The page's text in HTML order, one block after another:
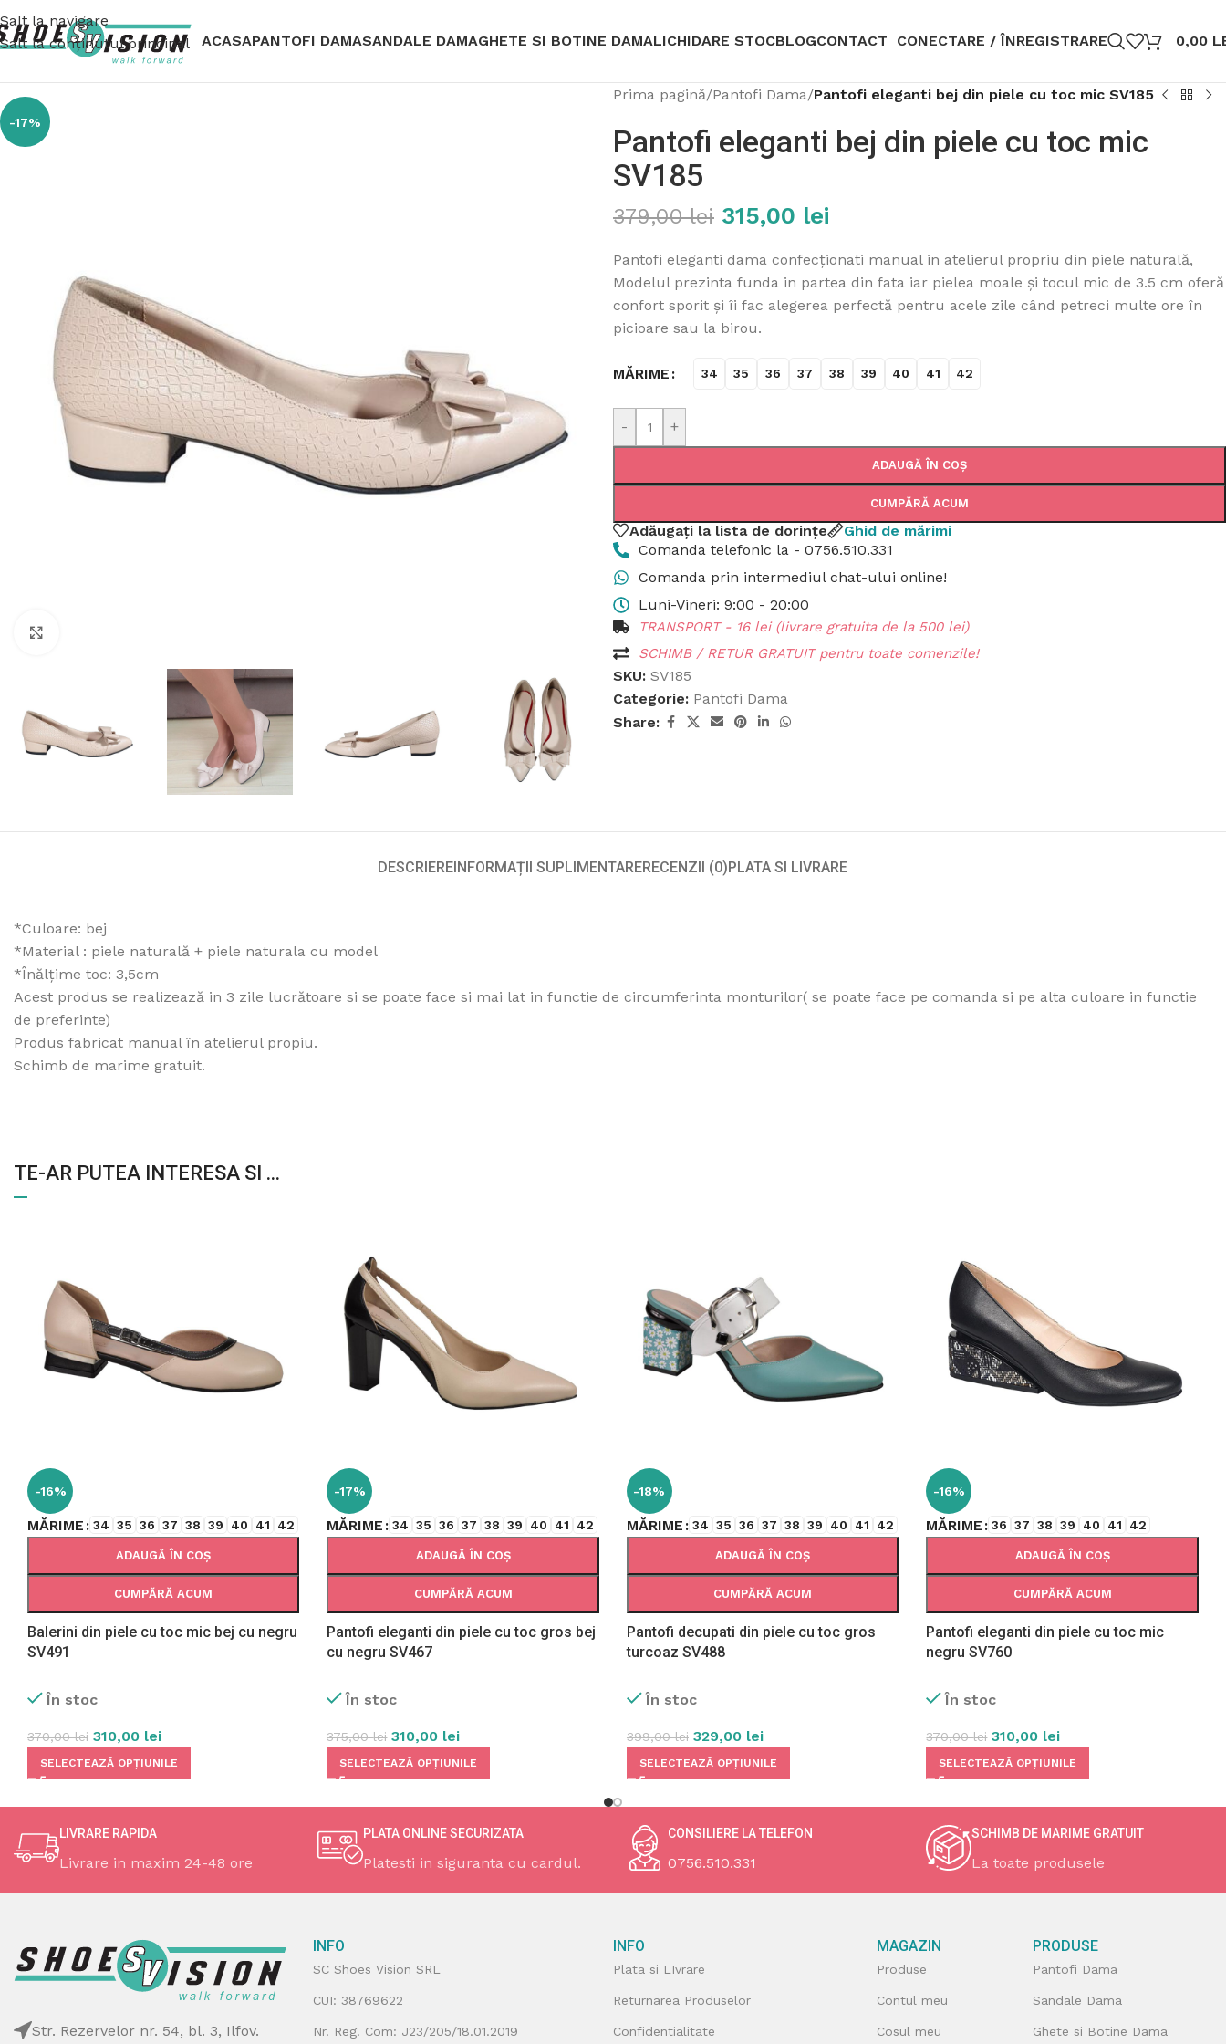
Salt la navigare
Salt la conținutul principal
ACASAPANTOFI DAMASANDALE DAMAGHETE SI BOTINE DAMALICHIDARE STOCBLOGCONTACT CONECTARE / ÎNREGISTRARE 0,00
-17%
Prima pagină/Pantofi Dama/Pantofi eleganti bej din piele cu toc mic SV185
Pantofi eleganti bej din piele cu toc mic
SV185
379,00lei 315,00 lei
Pantofi eleganti dama confecționati manual in atelierul propriu din piele naturală,
Modelul prezinta funda in partea din fata iar pielea moale și tocul mic de 3.5 cm oferă
confort sporit și îi fac alegerea perfectă pentru acele zile când petreci multe ore în
picioare sau la birou.
MĂRIME 34 35 36 37 38 39 40 41 42
- +
ADAUGĂ ÎN COȘ
CUMPĂRĂ ACUM
Adăugați la lista de dorințe
Ghid de mărimi
Comanda telefonic la - 0756.510.331
Comanda prin intermediul chat-ului online!
Luni-Vineri: 9:00 - 20:00
TRANSPORT - 16 lei (livrare gratuita de la 500 lei)
SCHIMB / RETUR GRATUIT pentru toate comenzile!
SKU: SV185
Categorie: Pantofi Dama
Share:
DESCRIEREINFORMAȚII SUPLIMENTARERECENZII (0)PLATA SI LIVRARE
*Culoare: bej
*Material : piele naturală + piele naturala cu model
*Înălțime toc: 3,5cm
Acest produs se realizează in 3 zile lucrătoare si se poate face si mai lat in functie de circumferinta monturilor( se poate face pe comanda si pe alta culoare in functie
de preferinte)
Produs fabricat manual în atelierul propiu.
Schimb de marime gratuit.
TE-AR PUTEA INTERESA SI ...
-16%
MĂRIME 34 35 36 37 38 39 40 41 42
ADAUGĂ ÎN COȘ
CUMPĂRĂ ACUM
Balerini din piele cu toc mic bej cu negru
SV491
În stoc
370,00lei 310,00 lei
SELECTEAZĂ OPȚIUNILE
-17%
MĂRIME 34 35 36 37 38 39 40 41 42
ADAUGĂ ÎN COȘ
CUMPĂRĂ ACUM
Pantofi eleganti din piele cu toc gros bej
cu negru SV467
În stoc
375,00lei 310,00 lei
SELECTEAZĂ OPȚIUNILE
-18%
MĂRIME 34 35 36 37 38 39 40 41 42
ADAUGĂ ÎN COȘ
CUMPĂRĂ ACUM
Pantofi decupati din piele cu toc gros
turcoaz SV488
În stoc
399,00lei 329,00 lei
SELECTEAZĂ OPȚIUNILE
-16%
MĂRIME 36 37 38 39 40 41 42
ADAUGĂ ÎN COȘ
CUMPĂRĂ ACUM
Pantofi eleganti din piele cu toc mic
negru SV760
În stoc
370,00lei 310,00 lei
SELECTEAZĂ OPȚIUNILE
LIVRARE RAPIDA
Livrare in maxim 24-48 ore
PLATA ONLINE SECURIZATA
Platesti in siguranta cu cardul.
CONSILIERE LA TELEFON
0756.510.331
SCHIMB DE MARIME GRATUIT
La toate produsele
Str. Rezervelor nr. 54, bl. 3, Ilfov.
INFO
SC Shoes Vision SRL
CUI: 38769622
Nr. Reg. Com: J23/205/18.01.2019
INFO
Plata si LIvrare
Returnarea Produselor
Confidentialitate
MAGAZIN
Produse
Contul meu
Cosul meu
PRODUSE
Pantofi Dama
Sandale Dama
Ghete si Botine Dama